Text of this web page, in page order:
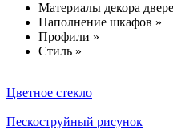
Материалы декора
Наполнение шкафов »
Профили »
Стиль »
Цветное стекло
Пескоструйный рисунок